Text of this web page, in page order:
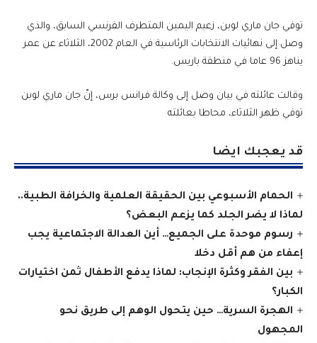
توفي جان ماري لوبن، زعيم اليمين المتطرف الفرنسي السابق، والذي
وصل إلى نهائيات الانتخابات الرئاسية في العام 2002، الثلاثاء عن عمر
يناهز 96 عاما في منطقة باريس.
وقالت عائلته في بيان وصل إلى وكالة فرانس برس، إنّ جان ماري لوبن
توفي ظهر الثلاثاء، محاطا بعائلته
قد يعجبك ايضا
الحمام الأسبوعي بين الحقيقة العلمية والخرافة الطبية..
لماذا لا يضر الجلد كما يزعم البعض؟
رسوم موحدة على الجميع… أين العدالة الاجتماعية يجب
إعفاء من هم أقل دخلا
بين الفقر وكثرة الإنجاب: لماذا يدفع الأطفال ثمن اختيارات
الكبار؟
الهجرة السرية… حين يتحول الوهم إلى طريق نحو
المجهول